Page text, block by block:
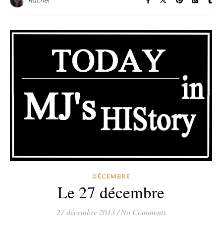
DÉCEMBRE
Le 27 décembre
27 décembre 2013 / No Comments